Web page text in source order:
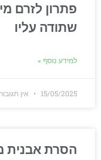
פתרון לזרם
שתודה עליו
למידע נוסף »
15/05/2025 אין
הסרת אבנית